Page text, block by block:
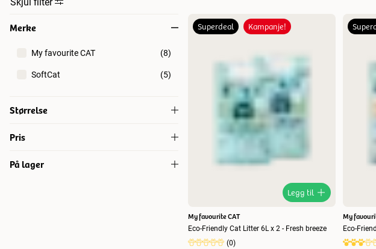
Merke
My favourite CAT (8)
SoftCat
(5)
Størrelse
Pris
107
På lager
Superdeal Kampanje!
Legg til
My favourite CAT
Eco-Friendly Cat Litter 6L x 2 - Fresh breeze
(0)
My
Eco-